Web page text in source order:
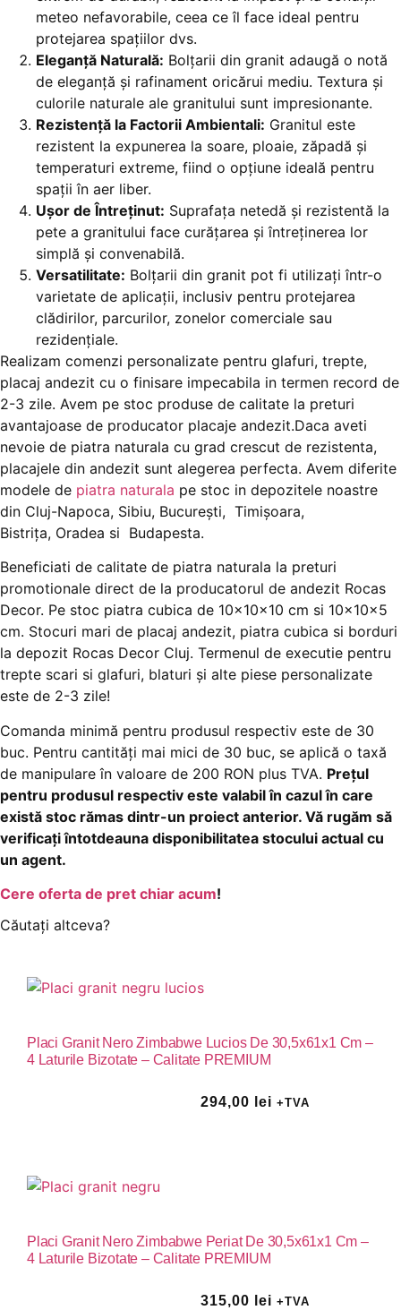
meteo nefavorabile, ceea ce îl face ideal pentru
protejarea spațiilor dvs.
Eleganță Naturală: Bolțarii din granit adaugă o notă
de eleganță și rafinament oricărui mediu. Textura și
culorile naturale ale granitului sunt impresionante.
Rezistență la Factorii Ambientali: Granitul este
rezistent la expunerea la soare, ploaie, zăpadă și
temperaturi extreme, fiind o opțiune ideală pentru
spații în aer liber.
Ușor de Întreținut: Suprafața netedă și rezistentă la
pete a granitului face curățarea și întreținerea lor
simplă și convenabilă.
Versatilitate: Bolțarii din granit pot fi utilizați într-o
varietate de aplicații, inclusiv pentru protejarea
clădirilor, parcurilor, zonelor comerciale sau
rezidențiale.
Realizam comenzi personalizate pentru glafuri, trepte,
placaj andezit cu o finisare impecabila in termen record de
2-3 zile. Avem pe stoc produse de calitate la preturi
avantajoase de producator placaje andezit.Daca aveti
nevoie de piatra naturala cu grad crescut de rezistenta,
placajele din andezit sunt alegerea perfecta. Avem diferite
modele de piatra naturala pe stoc in depozitele noastre
din Cluj-Napoca, Sibiu, București, Timișoara,
Bistrița, Oradea si Budapesta.
Beneficiati de calitate de piatra naturala la preturi
promotionale direct de la producatorul de andezit Rocas
Decor. Pe stoc piatra cubica de 10x10x10 cm si 10x10x5
cm. Stocuri mari de placaj andezit, piatra cubica si borduri
la depozit Rocas Decor Cluj. Termenul de executie pentru
trepte scari si glafuri, blaturi și alte piese personalizate
este de 2-3 zile!
Comanda minimă pentru produsul respectiv este de 30
buc. Pentru cantități mai mici de 30 buc, se aplică o taxă
de manipulare în valoare de 200 RON plus TVA. Prețul
pentru produsul respectiv este valabil în cazul în care
există stoc rămas dintr-un proiect anterior. Vă rugăm să
verificați întotdeauna disponibilitatea stocului actual cu
un agent.
Cere oferta de pret chiar acum!
Căutați altceva?
Placi Granit Nero Zimbabwe Lucios De 30,5x61x1 Cm –
4 Laturile Bizotate – Calitate PREMIUM
294,00 lei +TVA
Placi Granit Nero Zimbabwe Periat De 30,5x61x1 Cm –
4 Laturile Bizotate – Calitate PREMIUM
315,00 lei +TVA